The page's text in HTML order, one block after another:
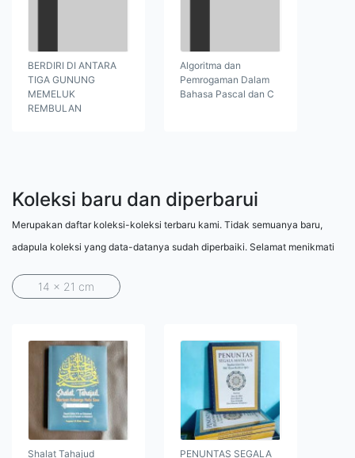
BERDIRI DI ANTARA
TIGA GUNUNG
MEMELUK
REMBULAN
Algoritma dan
Pemrogaman Dalam
Bahasa Pascal dan C
Koleksi baru dan diperbarui
Merupakan daftar koleksi-koleksi terbaru kami. Tidak semuanya baru,
adapula koleksi yang data-datanya sudah diperbaiki. Selamat menikmati
14 x 21 cm
Shalat Tahajud PENUNTAS SEGALA